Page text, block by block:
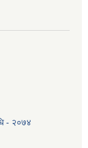
- २०७४